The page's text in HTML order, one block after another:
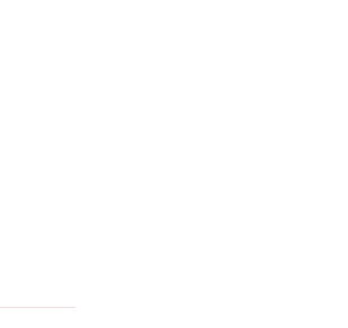
Chegou a hora de estudar um dos